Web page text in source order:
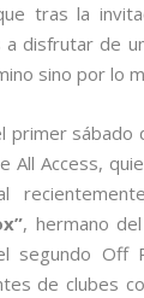
tras la
a disfrutar de
sino por lo
primer sábado
All Access,
, hermano
segundo Off
de clubes